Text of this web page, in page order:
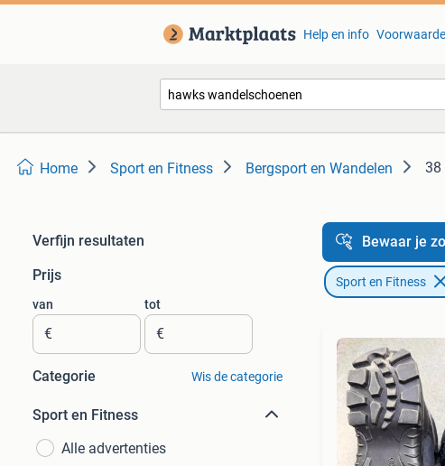
Help en info
Home Sport en Fitness Bergsport en Wandelen 38
Verfijn resultaten
Prijs
van
€
tot
€
Categorie Wis de categorie
Sport en Fitness
Alle advertenties
Bewaar je
Sport en Fitness